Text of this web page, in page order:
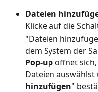
Dateien
Klicke auf die
"Dateien
dem System der
Pop-up öffnet
Dateien auswählst
hinzufügen"